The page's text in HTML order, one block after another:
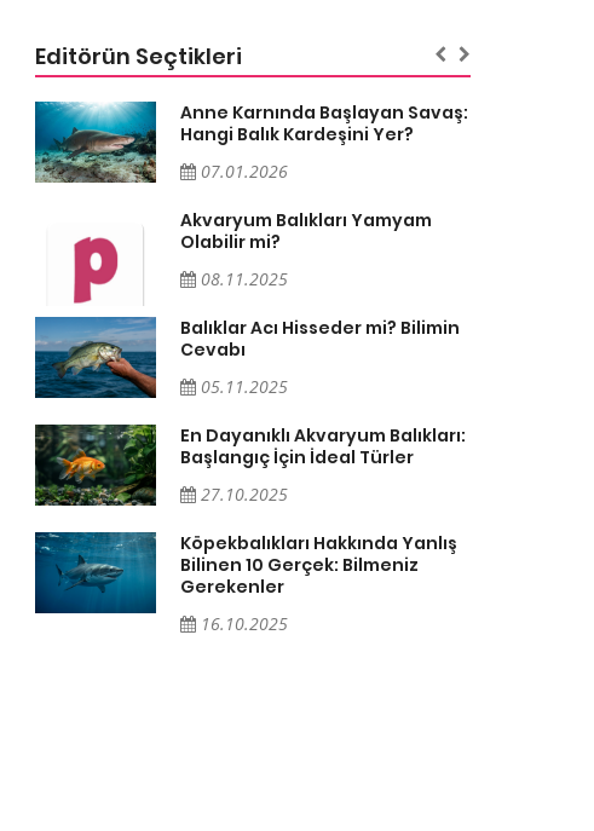
Editörün Seçtikleri
Anne Karnında Başlayan Savaş:
Hangi Balık Kardeşini Yer?
07.01.2026
Akvaryum Balıkları Yamyam
Olabilir mi?
08.11.2025
Balıklar Acı Hisseder mi? Bilimin
Cevabı
05.11.2025
En Dayanıklı Akvaryum Balıkları:
Başlangıç İçin İdeal Türler
27.10.2025
Köpekbalıkları Hakkında Yanlış
Bilinen 10 Gerçek: Bilmeniz
Gerekenler
16.10.2025